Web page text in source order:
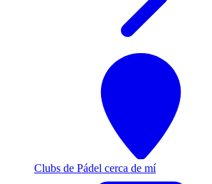
Clubs de Pádel cerca de mí